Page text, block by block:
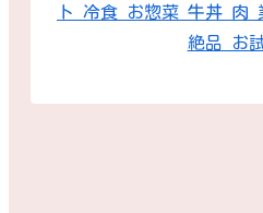
ト 冷食 お惣菜 牛丼 肉
絶品 お